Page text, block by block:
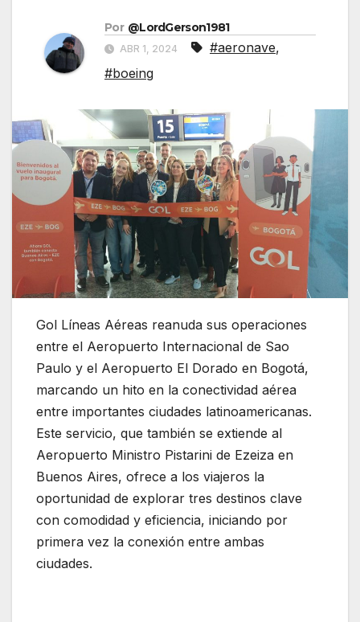
Por @LordGerson1981
ABR 1, 2024 #aeronave,
#boeing
Gol Líneas Aéreas reanuda sus operaciones
entre el Aeropuerto Internacional de Sao
Paulo y el Aeropuerto El Dorado en Bogotá,
marcando un hito en la conectividad aérea
entre importantes ciudades latinoamericanas.
Este servicio, que también se extiende al
Aeropuerto Ministro Pistarini de Ezeiza en
Buenos Aires, ofrece a los viajeros la
oportunidad de explorar tres destinos clave
con comodidad y eficiencia, iniciando por
primera vez la conexión entre ambas
ciudades.